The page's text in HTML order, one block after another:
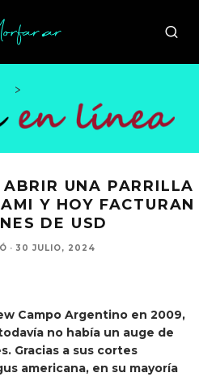
>
UNA PARRILLA
Y HOY FACTURAN
DE USD
· 30 JULIO, 2024
Campo Argentino en 2009,
no había un auge de
Gracias a sus cortes
americana, en su mayoría